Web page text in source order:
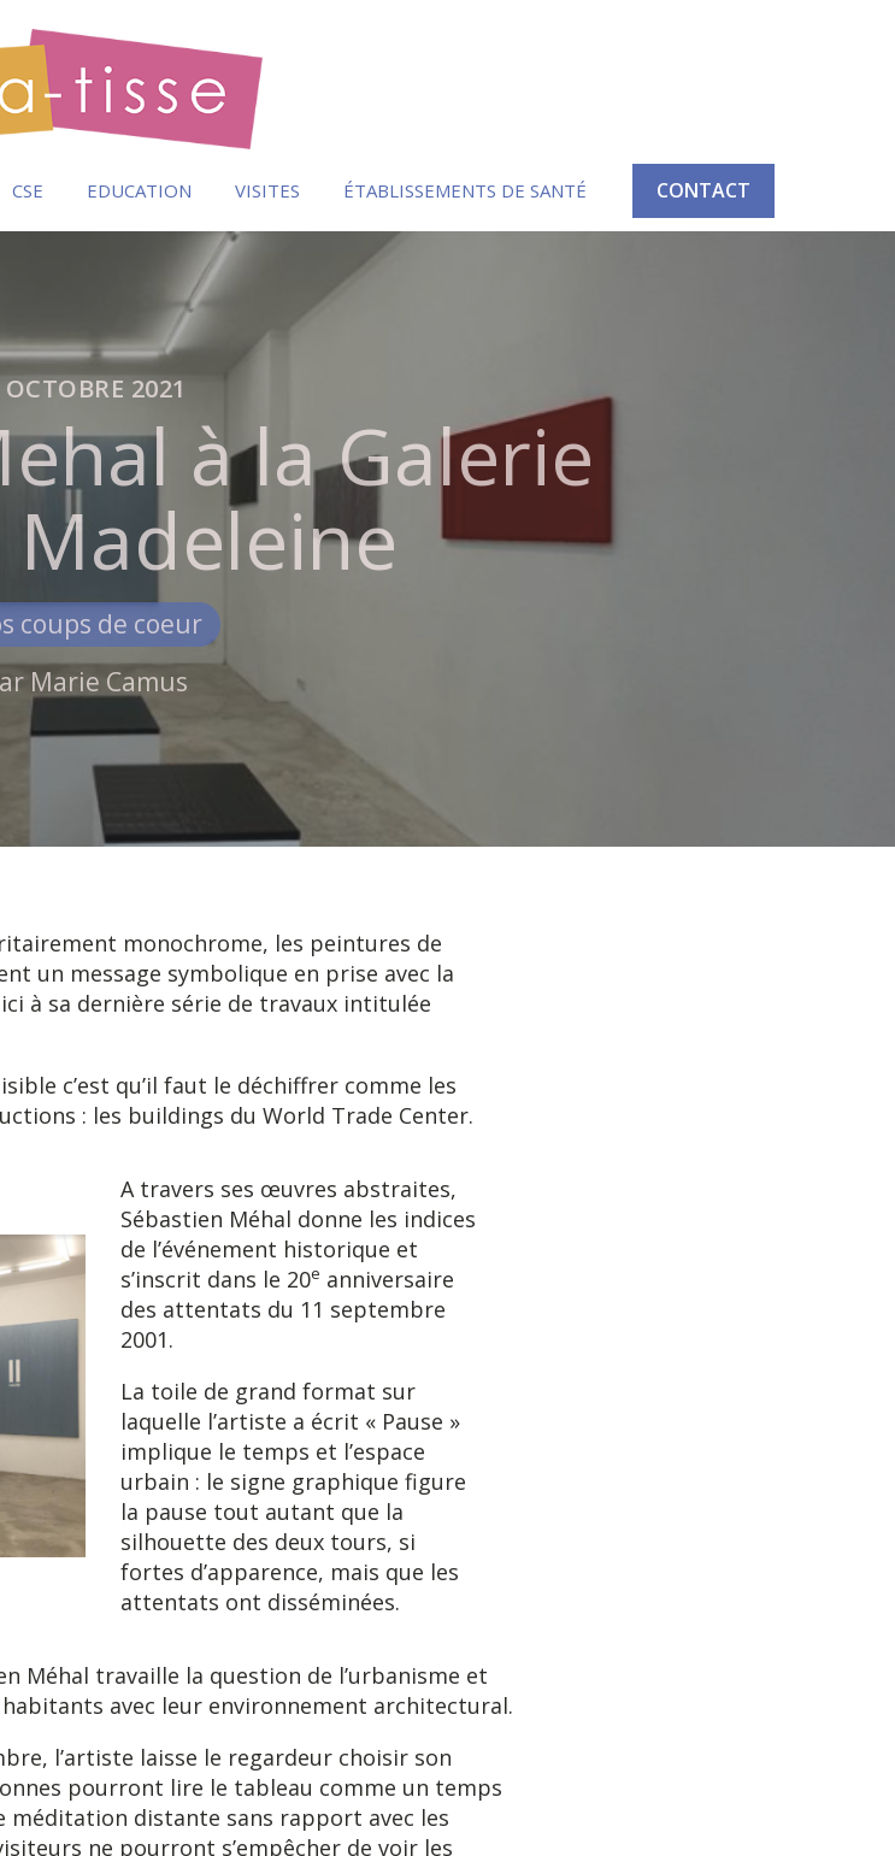
CSE EDUCATION VISITES ÉTABLISSEMENTS DE SANTÉ CONTACT
OCTOBRE 2021
à la Galerie
coups de coeur
Marie Camus
monochrome, les peintures de
un message symbolique en prise avec la
à sa dernière série de travaux intitulée
c’est qu’il faut le déchiffrer comme les
: les buildings du World Trade Center.
A travers ses œuvres abstraites,
Sébastien Méhal donne les indices
de l’événement historique et
s’inscrit dans le 20e anniversaire
des attentats du 11 septembre
2001.
La toile de grand format sur
laquelle l’artiste a écrit « Pause »
implique le temps et l’espace
urbain : le signe graphique figure
la pause tout autant que la
silhouette des deux tours, si
fortes d’apparence, mais que les
attentats ont disséminées.
Méhal travaille la question de l’urbanisme et
avec leur environnement architectural.
l’artiste laisse le regardeur choisir son
pourront lire le tableau comme un temps
méditation distante sans rapport avec les
ne pourront s’empêcher de voir les